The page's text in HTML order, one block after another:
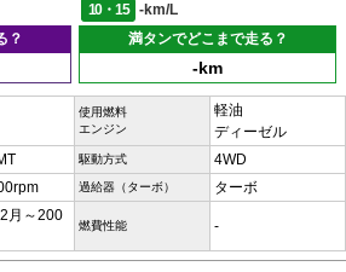
10・15
-km/L
？
満タンでどこまで走る？
-km
使用燃料
エンジン
軽油
ディーゼル
駆動方式 4WD
過給器（ターボ） ターボ
月～200
燃費性能 -